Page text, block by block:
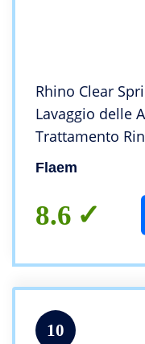
Rhino Clear
Lavaggio delle
Trattamento
a Pile, per
Flaem
8.6
10